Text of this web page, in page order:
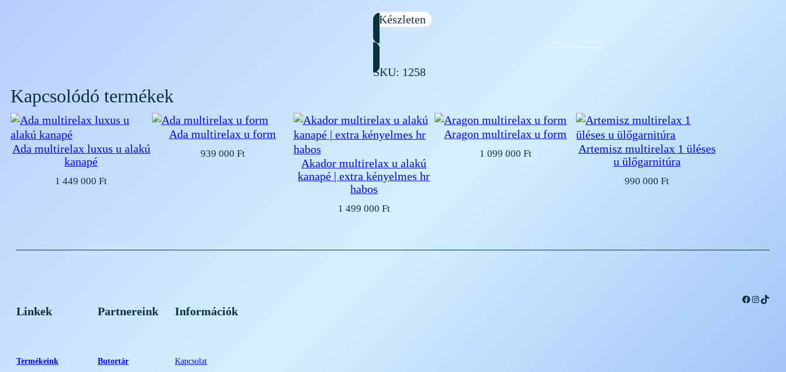
Készleten
AJÁNLATKÉRÉS
SKU: 1258
Kapcsolódó termékek
Ada multirelax luxus u alakú
kanapé
1 449 000Ft
Ada multirelax u form
939 000 Ft
Akador multirelax u alakú
kanapé | extra kényelmes hr
habos
1 499 000 Ft
Aragon multirelax u form
1 099 000 Ft
Artemisz multirelax 1 üléses
u ülőgarnitúra
990 000Ft
Linkek
Termékeink
Partnereink
Butortár
Információk
Kapcsolat
Facebook
Instagram
TikTok